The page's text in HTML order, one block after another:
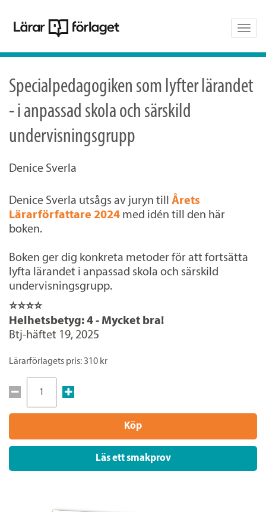
Specialpedagogiken som lyfter lärandet
- i anpassad skola och särskild
undervisningsgrupp
Denice Sverla
Denice Sverla utsågs av juryn till Årets
Lärarförfattare 2024 med idén till den här
boken.
Boken ger dig konkreta metoder för att fortsätta
lyfta lärandet i anpassad skola och särskild
undervisningsgrupp.
⭐⭐⭐⭐
Helhetsbetyg: 4 - Mycket bra!
Btj-häftet 19, 2025
Lärarförlagets pris: 310 kr
Köp
Läs ett smakprov